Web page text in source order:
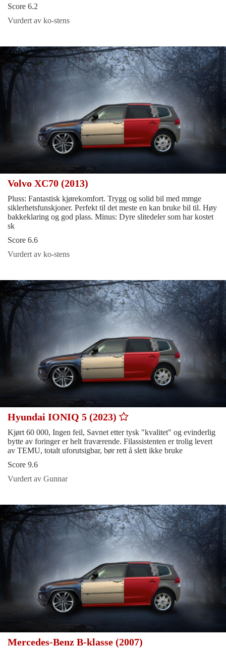
Score 6.2
Vurdert av ko-stens
Volvo XC70 (2013)
Pluss: Fantastisk kjørekomfort. Trygg og solid bil med mmge
siklerhetsfunskjoner. Perfekt til det meste en kan bruke bil til. Høy
bakkeklaring og god plass. Minus: Dyre slitedeler som har kostet
sk
Score 6.6
Vurdert av ko-stens
Hyundai IONIQ 5 (2023)
Kjørt 60 000, Ingen feil, Savnet etter tysk "kvalitet" og evinderlig
bytte av foringer er helt fraværende. Filassistenten er trolig levert
av TEMU, totalt uforutsigbar, bør rett å slett ikke bruke
Score 9.6
Vurdert av Gunnar
Mercedes-Benz B-klasse (2007)